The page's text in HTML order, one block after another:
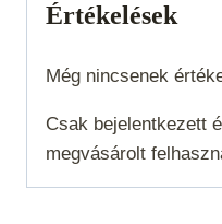
Értékelések
Még nincsenek
Csak bejelentkezett
megvásárolt